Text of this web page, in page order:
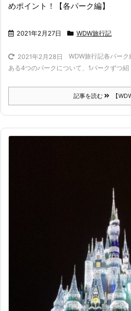
めポイント！【各パーク編】
2021年2月27日 WDW旅行記
2021年2月28日
WDW旅行記各パー
ある4つのパークについて、1パークずつ紹
記事を読む 【